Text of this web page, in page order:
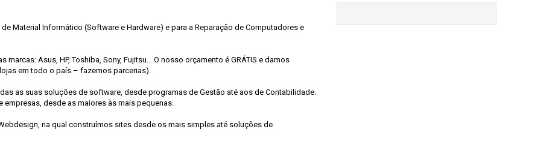
Material Informático (Software e Hardware) e para a Reparação de Computadores e
Asus, HP, Toshiba, Sony, Fujitsu... O nosso orçamento é GRÁTIS e damos
em todo o país – fazemos parcerias).
as suas soluções de software, desde programas de Gestão até aos de Contabilidade.
desde as maiores às mais pequenas.
na qual construímos sites desde os mais simples até soluções de